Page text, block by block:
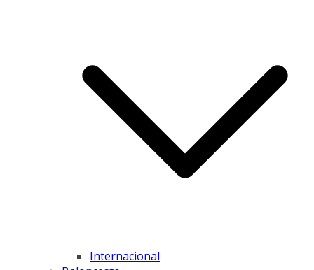
Internacional